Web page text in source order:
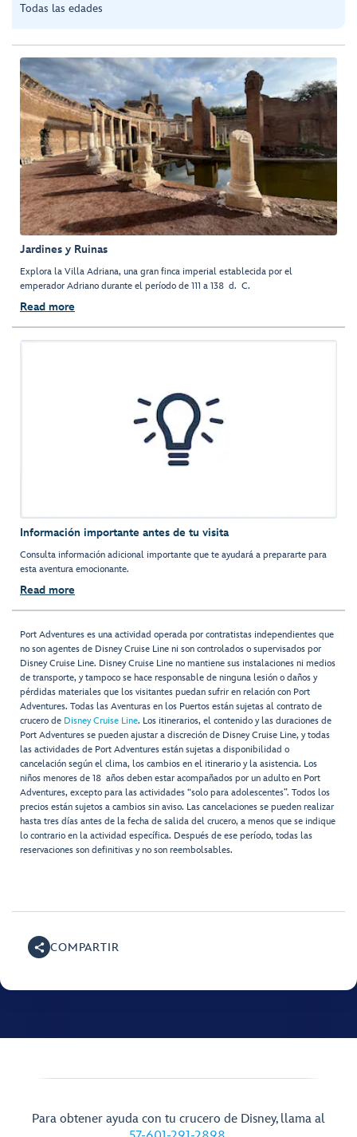
Todas las edades
Jardines y Ruinas
Explora la Villa Adriana, una gran finca imperial establecida por el
emperador Adriano durante el período de 111 a 138 d. C.
Read more
Información importante antes de tu visita
Consulta información adicional importante que te ayudará a prepararte para
esta aventura emocionante.
Read more
Port Adventures es una actividad operada por contratistas independientes que
no son agentes de Disney Cruise Line ni son controlados o supervisados por
Disney Cruise Line. Disney Cruise Line no mantiene sus instalaciones ni medios
de transporte, y tampoco se hace responsable de ninguna lesión o daños y
pérdidas materiales que los visitantes puedan sufrir en relación con Port
Adventures. Todas las Aventuras en los Puertos están sujetas al contrato de
crucero de Disney Cruise Line. Los itinerarios, el contenido y las duraciones de
Port Adventures se pueden ajustar a discreción de Disney Cruise Line, y todas
las actividades de Port Adventures están sujetas a disponibilidad o
cancelación según el clima, los cambios en el itinerario y la asistencia. Los
niños menores de 18 años deben estar acompañados por un adulto en Port
Adventures, excepto para las actividades “solo para adolescentes”. Todos los
precios están sujetos a cambios sin aviso. Las cancelaciones se pueden realizar
hasta tres días antes de la fecha de salida del crucero, a menos que se indique
lo contrario en la actividad específica. Después de ese período, todas las
reservaciones son definitivas y no son reembolsables.
COMPARTIR
Para obtener ayuda con tu crucero de Disney, llama al